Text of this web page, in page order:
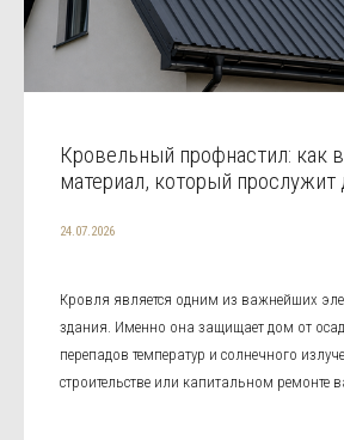
Кровельный профнастил: как
материал, который прослужит
24.07.2026
Кровля является одним из важнейших
здания. Именно она защищает дом от
перепадов температур и солнечного
строительстве или капитальном ремонте